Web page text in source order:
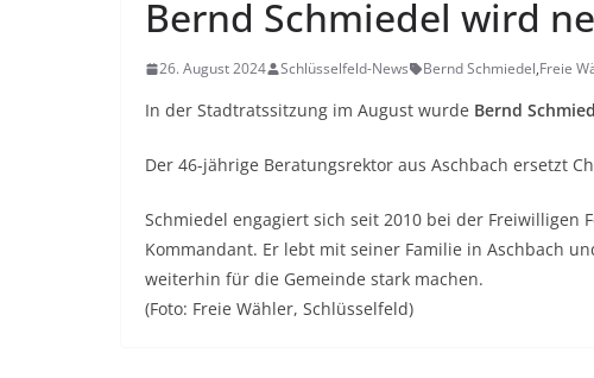
Bernd Schmiedel wird
26. August 2024 Schlüsselfeld-News Bernd Schmiedel,Freie
In der Stadtratssitzung im August wurde Bernd
Der 46-jährige Beratungsrektor aus Aschbach ersetzt
Schmiedel engagiert sich seit 2010 bei der
Kommandant. Er lebt mit seiner Familie in Aschbach
weiterhin für die Gemeinde stark machen.
(Foto: Freie Wähler, Schlüsselfeld)